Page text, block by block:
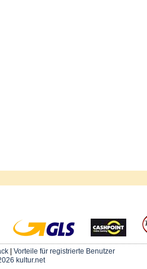
| Vorteile für registrierte Benutzer
kultur.net